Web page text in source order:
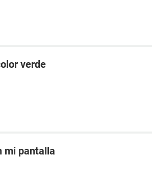
verde
mi pantalla